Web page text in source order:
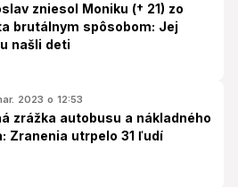
zniesol Moniku († 21) zo
brutálnym spôsobom: Jej
našli deti
2023 o 12:53
zrážka autobusu a nákladného
Zranenia utrpelo 31 ľudí